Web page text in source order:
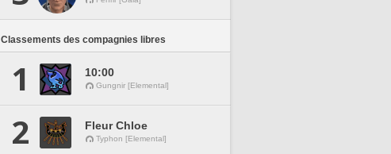
Classements des compagnies libres
1 10:00
Gungnir [Elemental]
2 Fleur Chloe
Typhon [Elemental]